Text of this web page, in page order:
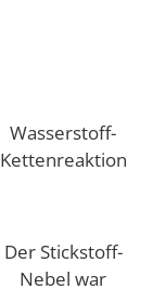
Wasserstoff-
Kettenreaktion
Der Stickstoff-
Nebel war